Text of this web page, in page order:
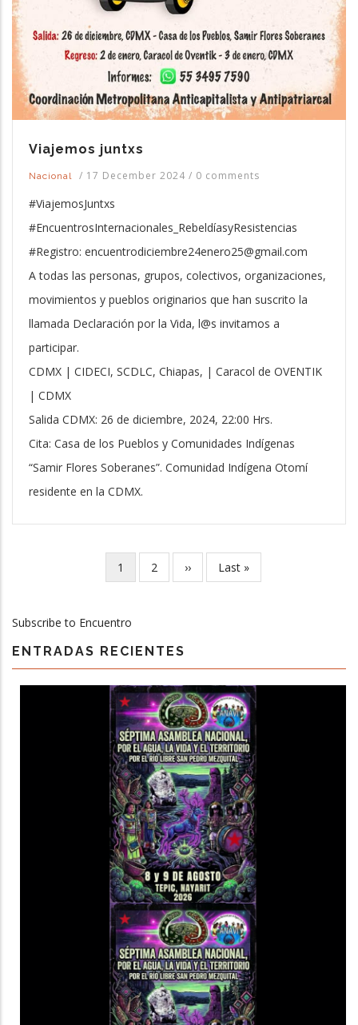
Viajemos juntxs
Nacional / 17 December 2024 / 0 comments
#ViajemosJuntxs
#EncuentrosInternacionales_RebeldíasyResistencias
#Registro: encuentrodiciembre24enero25@gmail.com
A todas las personas, grupos, colectivos, organizaciones,
movimientos y pueblos originarios que han suscrito la
llamada Declaración por la Vida, l@s invitamos a
participar.
CDMX | CIDECI, SCDLC, Chiapas, | Caracol de OVENTIK
| CDMX
Salida CDMX: 26 de diciembre, 2024, 22:00 Hrs.
Cita: Casa de los Pueblos y Comunidades Indígenas
“Samir Flores Soberanes”. Comunidad Indígena Otomí
residente en la CDMX.
Current
1 Page
2
Next
››
Last
Last »
Subscribe to Encuentro
ENTRADAS RECIENTES